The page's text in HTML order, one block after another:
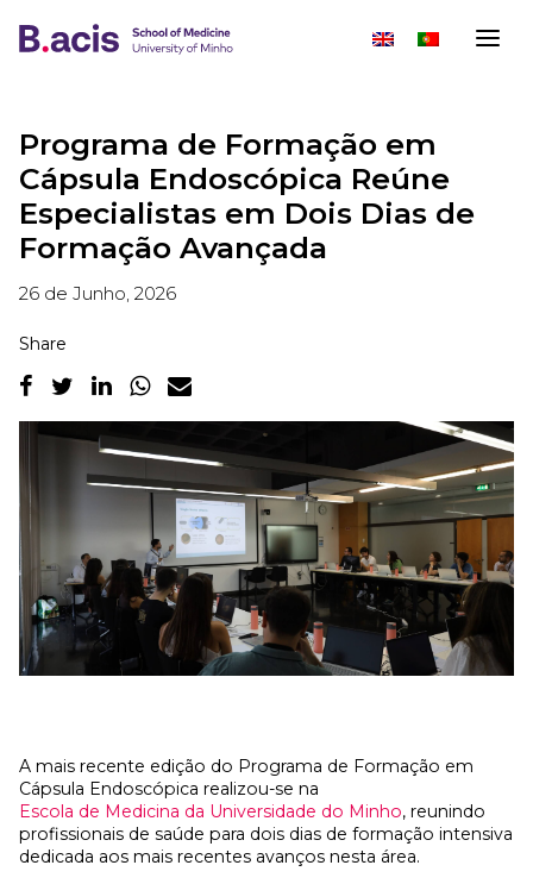
Programa de Formação em
Cápsula Endoscópica Reúne
Especialistas em Dois Dias de
Formação Avançada
26 de Junho, 2026
Share
A mais recente edição do Programa de Formação em
Cápsula Endoscópica realizou-se na
Escola de Medicina da Universidade do Minho, reunindo
profissionais de saúde para dois dias de formação intensiva
dedicada aos mais recentes avanços nesta área.